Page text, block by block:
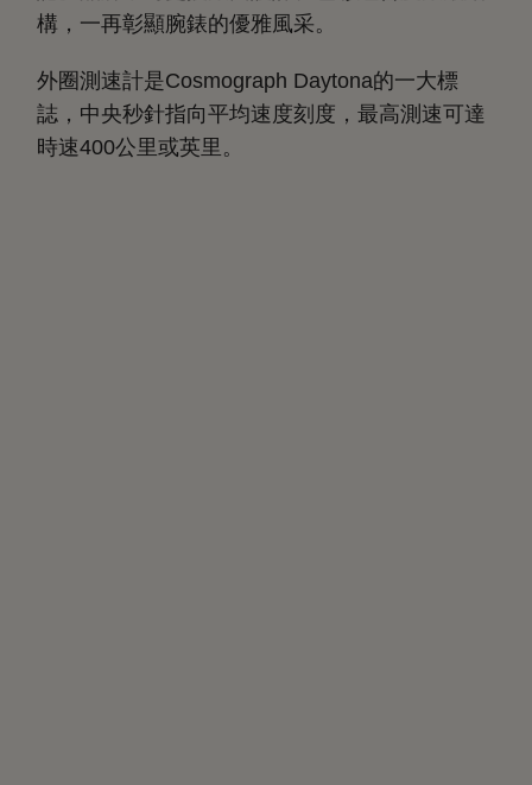
構，一再彰顯腕錶的優雅風采。
外圈測速計是Cosmograph Daytona的一大標
誌，中央秒針指向平均速度刻度，最高測速可達
時速400公里或英里。